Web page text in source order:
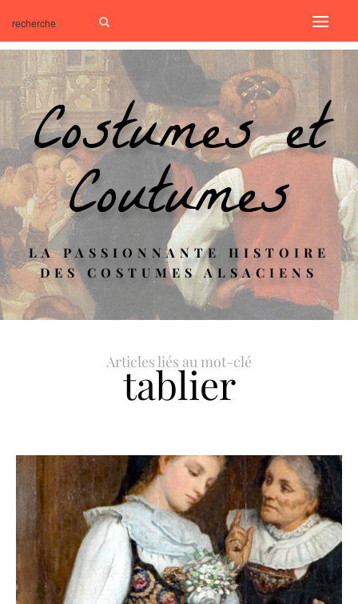
Costumes et
Coutumes
LA PASSIONNANTE HISTOIRE
DES COSTUMES ALSACIENS
Articles liés au mot-clé
tablier